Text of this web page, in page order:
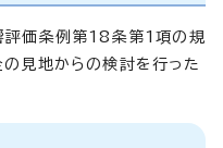
評価条例第18条第1項の規
の見地からの検討を行った